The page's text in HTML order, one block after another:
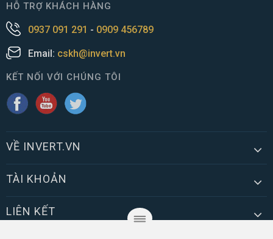
HỖ TRỢ KHÁCH HÀNG
0937 091 291 - 0909 456789
Email: cskh@invert.vn
KẾT NỐI VỚI CHÚNG TÔI
VỀ INVERT.VN
TÀI KHOẢN
LIÊN KẾT